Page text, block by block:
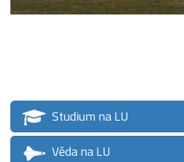
Studium na LU
Věda na LU